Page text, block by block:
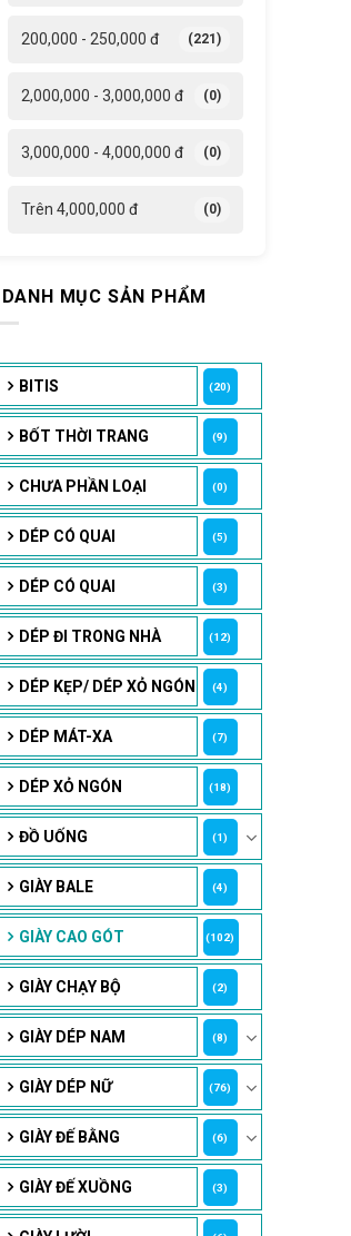
200,000 - 250,000 đ (221)
2,000,000 - 3,000,000 đ (0)
3,000,000 - 4,000,000 đ (0)
Trên 4,000,000 đ (0)
DANH MỤC SẢN PHẨM
BITIS (20)
BỐT THỜI TRANG (9)
CHƯA PHẦN LOẠI (0)
DÉP CÓ QUAI (5)
DÉP CÓ QUAI (3)
DÉP ĐI TRONG NHÀ (12)
DÉP KẸP/ DÉP XỎ NGÓN (4)
DÉP MÁT-XA (7)
DÉP XỎ NGÓN (18)
ĐỒ UỐNG (1)
GIÀY BALE (4)
GIÀY CAO GÓT (102)
GIÀY CHẠY BỘ (2)
GIÀY DÉP NAM (8)
GIÀY DÉP NỮ (76)
GIÀY ĐẾ BẰNG (6)
GIÀY ĐẾ XUỒNG (3)